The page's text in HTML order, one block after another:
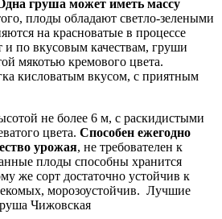
груша может иметь массу
плоды обладают светло-зелеными
на красноватые в процессе
и по вкусовым качествам, груши
мякотью кремового цвета.
кисловатым вкусом, с приятным
не более 6 м, с раскидистыми
цвета. Способен ежегодно
урожая, не требователен к
плоды способны хранится
же сорт достаточно устойчив к
морозоустойчив. Лучшие
Чижовская